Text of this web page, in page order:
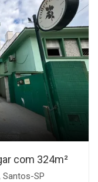
com 324m²
Santos-SP